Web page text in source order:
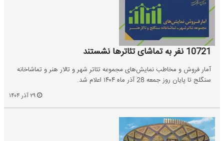
10721 نفر به تماشای تئاترها نشستند
آمار فروش و مخاطب نمایش‌های مجموعه تئاتر شهر و تالار هنر و تماشاخانه
سنگلج تا پایان روز جمعه 28 آذر ماه ۱۴۰۴ اعلام شد.